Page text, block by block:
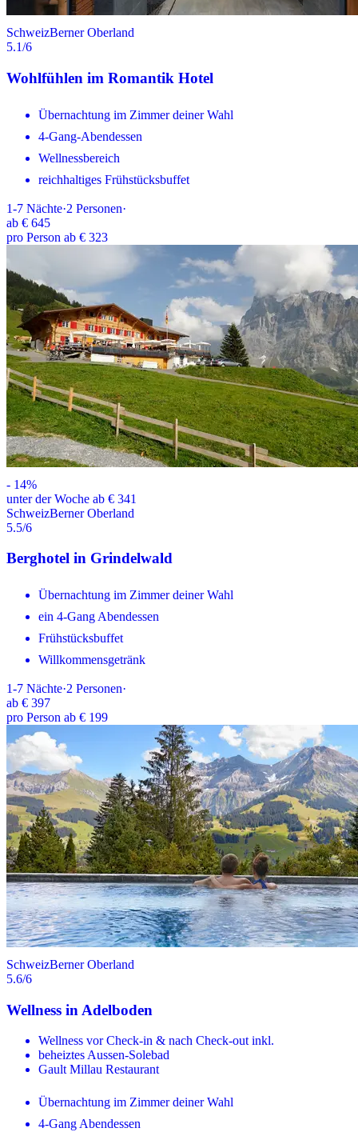
SchweizBerner Oberland
5.1/6
Wohlfühlen im Romantik Hotel
Übernachtung im Zimmer deiner Wahl
4-Gang-Abendessen
Wellnessbereich
reichhaltiges Frühstücksbuffet
1-7 Nächte·2 Personen·
ab € 645
pro Person ab € 323
- 14%
unter der Woche ab € 341
SchweizBerner Oberland
5.5/6
Berghotel in Grindelwald
Übernachtung im Zimmer deiner Wahl
ein 4-Gang Abendessen
Frühstücksbuffet
Willkommensgetränk
1-7 Nächte·2 Personen·
ab € 397
pro Person ab € 199
SchweizBerner Oberland
5.6/6
Wellness in Adelboden
Wellness vor Check-in & nach Check-out inkl.
beheiztes Aussen-Solebad
Gault Millau Restaurant
Übernachtung im Zimmer deiner Wahl
4-Gang Abendessen